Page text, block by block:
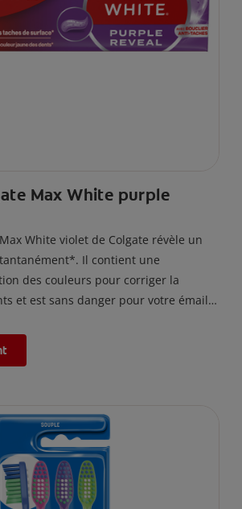
Max White purple
White violet de Colgate révèle un
Il contient une
des couleurs pour corriger la
et est sans danger pour votre émail.